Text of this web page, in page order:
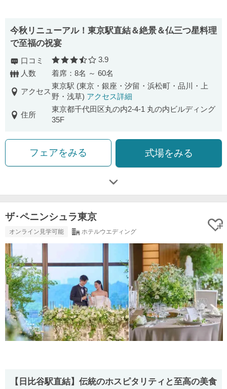
今秋リニューアル！東京駅直結＆絶景＆仏三つ星料理
で至福の祝宴
口コミ 口コミ評価
3.9
人数
着席：8名 ～ 60名
アクセス
東京駅 (東京・銀座・汐留・浜松町・品川・上
野・浅草) アクセス詳細
住所
東京都千代田区丸の内2-4-1 丸の内ビルディング
35F
フェアをみる 式場をみる
ザ･ペニンシュラ東京
オンライン見学可能 ホテルウエディング
【⽇⽐⾕駅直結】伝統のホスピタリティと⾄⾼の美⾷